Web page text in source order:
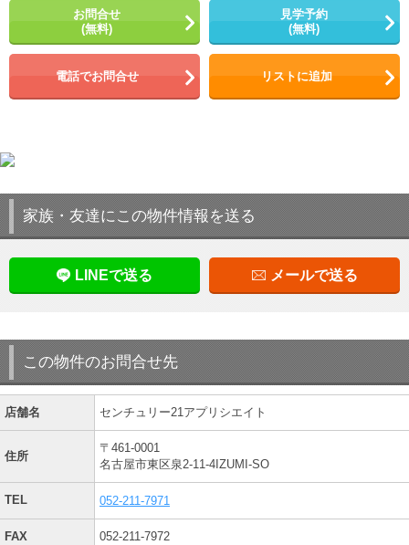
お問合せ
(無料)
見学予約
(無料)
電話でお問合せ リストに追加
家族・友達にこの物件情報を送る
LINEで送る メールで送る
この物件のお問合せ先
店舗名 センチュリー21アプリシエイト
住所
〒461-0001
名古屋市東区泉2-11-4IZUMI-SO
TEL 052-211-7971
FAX 052-211-7972